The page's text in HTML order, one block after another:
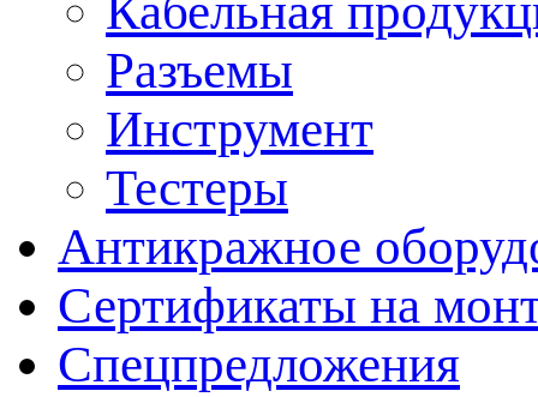
Разъемы
Инструмент
Тестеры
Антикражное
Сертификаты на
Спецпредложения